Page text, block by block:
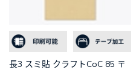
長3 スミ貼 クラフトCoC 85 〒